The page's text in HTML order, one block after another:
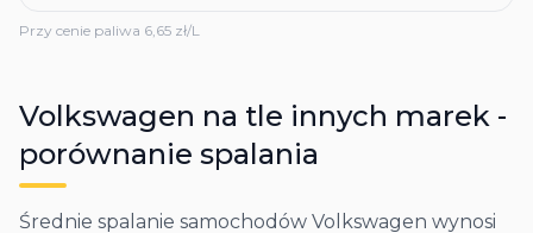
Przy cenie paliwa 6,65 zł/L
Volkswagen na tle innych marek -
porównanie spalania
Średnie spalanie samochodów Volkswagen wynosi